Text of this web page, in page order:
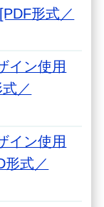
形式／
イン使用
／
イン使用
形式／